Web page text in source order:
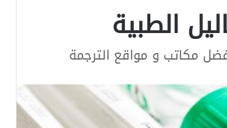
الطبية
مكاتب و مواقع الترجمة